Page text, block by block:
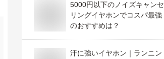
5000円以下のノイズキャンセ
リングイヤホンでコスパ最強
のおすすめは？
汗に強いイヤホン｜ランニン